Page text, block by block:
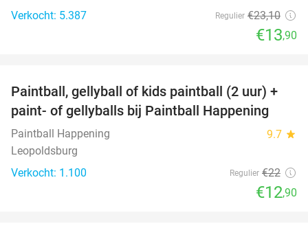
Verkocht: 5.387
Regulier €23,10
€13,90
41%
Paintball, gellyball of kids paintball (2 uur) +
paint- of gellyballs bij Paintball Happening
Paintball Happening 9.7 star
Leopoldsburg
Verkocht: 1.100
Regulier €22
€12,90